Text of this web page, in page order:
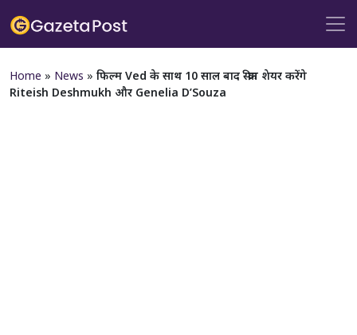
Home » News » फिल्म Ved के साथ 10 साल बाद स्क्रीन शेयर करेंगे
Riteish Deshmukh और Genelia D’Souza